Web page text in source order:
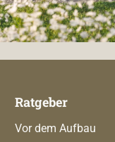
Ratgeber
Vor dem Aufbau